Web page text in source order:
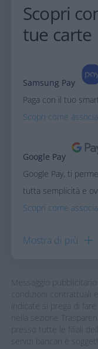
Scopri
tue carte
Samsung Pay
Paga con il tuo
Scopri come
Google Pay
Google Pay, ti
tutta semplicità e
Scopri come
Mostra di più
Messaggio
condizioni
indicate si prega di
nella sezione
presso tutte le filiali
servizi bancari è